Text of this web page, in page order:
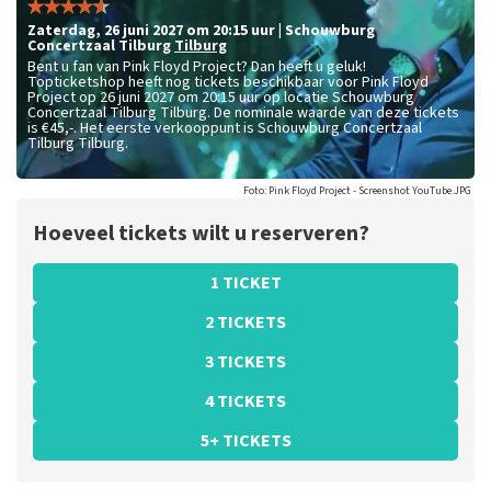
zaterdag, 26 juni 2027 om 20:15 uur Schouwburg
Concertzaal TilburgTilburg
Bent u fan van Pink Floyd Project? Dan heeft u geluk!
Topticketshop heeft nog tickets beschikbaar voor Pink Floyd
Project op 26 juni 2027 om 20:15 uur op locatie Schouwburg
Concertzaal Tilburg Tilburg. De nominale waarde van deze tickets
is €45,-. Het eerste verkooppunt is Schouwburg Concertzaal
Tilburg Tilburg.
Foto: Pink Floyd Project - Screenshot YouTube.JPG
Hoeveel tickets wilt u reserveren?
1 TICKET
2 TICKETS
3 TICKETS
4 TICKETS
5+ TICKETS